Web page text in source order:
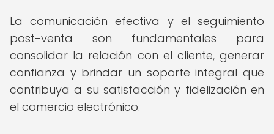
La comunicación efectiva y el seguimiento
post-venta son fundamentales para
consolidar la relación con el cliente, generar
confianza y brindar un soporte integral que
contribuya a su satisfacción y fidelización en
el comercio electrónico.